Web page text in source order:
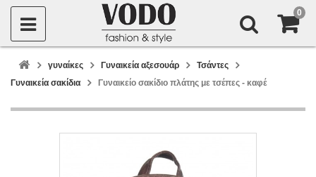
0
γυναίκες Γυναικεία αξεσουάρ
Τσάντες
Γυναικεία σακίδια
Γυναικείο σακίδιο πλάτης με τσέπες - καφέ